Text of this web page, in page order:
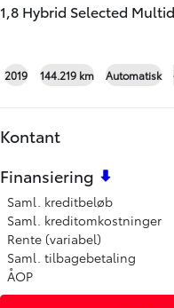
1,8 Hybrid Selected
2019 144.219 km Automatisk
Kontant
Finansiering
Saml. kreditbeløb
Saml. kreditomkostninger
Rente (variabel)
Saml. tilbagebetaling
ÅOP